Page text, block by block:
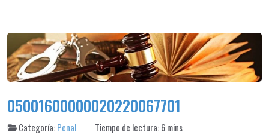
05001600000020220067701
Categoría:Penal
Tiempo de lectura: 6 mins